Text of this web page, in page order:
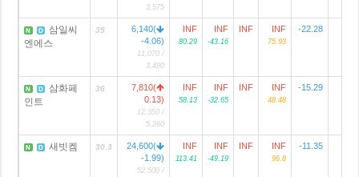
3,575
N D
삼일씨
엔에스
35
6,140(
-4.06)
11,070 /
3,490
INF
80.29
INF
-43.16
INF INF
75.93
-22.28
N D
삼화페
인트
36
7,810(
0.13)
12,350 /
5,260
INF
58.13
INF
-32.65
INF INF
48.48
-15.29
N D 새빗켐 30.3
24,600(
-1.99)
52,500 /
INF
113.41
INF
-49.19
INF INF
96.8
-11.35